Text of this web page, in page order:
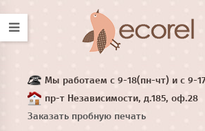
Мы работаем с 9-18(пн-чт) и с 9-
пр-т Независимости, д.185, оф.28
Заказать пробную печать